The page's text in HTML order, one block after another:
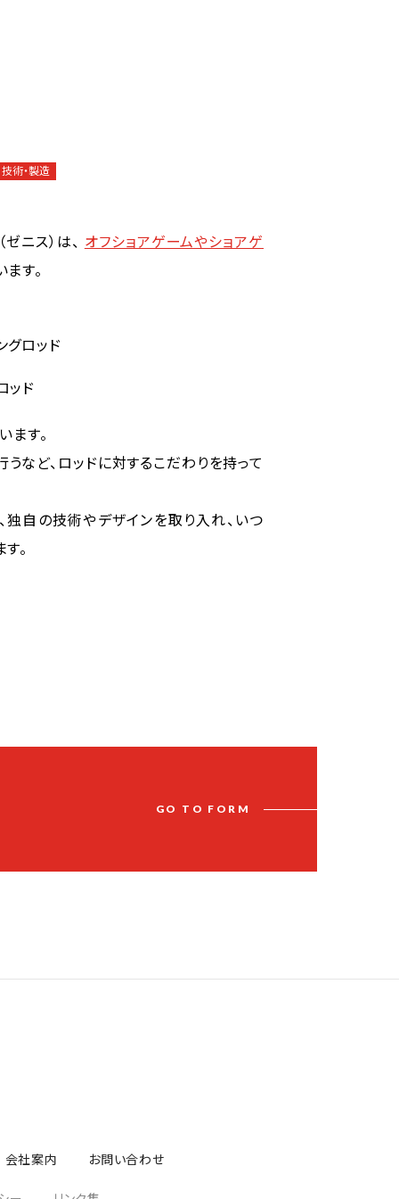
技術・製造
ニス）は、 オフショアゲームやショアゲ
す。
グロッド
ッド
ます。
など、ロッドに対するこだわりを持って
自の技術やデザインを取り入れ、いつ
。
G O T O F O R M
会社案内 お問い合わせ